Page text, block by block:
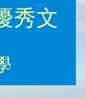
秀文